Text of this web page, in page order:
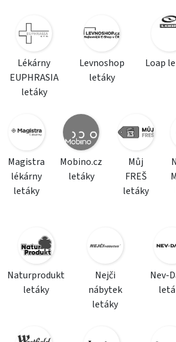
Lékárny
EUPHRASIA
letáky
Levnoshop
letáky
Loap
Magistra
lékárny
letáky
Mobino.cz
letáky
Můj
FREŠ
letáky
Naturprodukt
letáky
Nejči
nábytek
letáky
Nev-